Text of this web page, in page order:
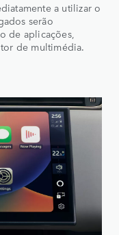
a utilizar o
serão
de aplicações,
de multimédia.